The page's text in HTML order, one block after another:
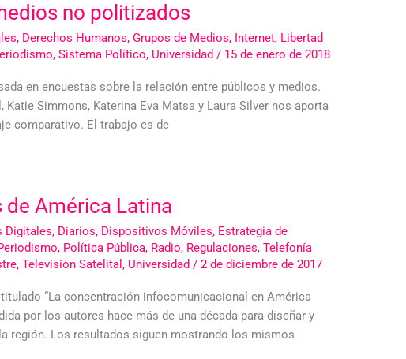
no politizados
, Derechos Humanos, Grupos de Medios, Internet, Libertad
, Sistema Político, Universidad / 15 de enero de 2018
en encuestas sobre la relación entre públicos y medios.
Simmons, Katerina Eva Matsa y Laura Silver nos aporta
comparativo. El trabajo es de
América Latina
Digitales, Diarios, Dispositivos Móviles, Estrategia de
, Política Pública, Radio, Regulaciones, Telefonía
, Televisión Satelital , Universidad / 2 de diciembre de 2017
“La concentración infocomunicacional en América
por los autores hace más de una década para diseñar y
región. Los resultados siguen mostrando los mismos